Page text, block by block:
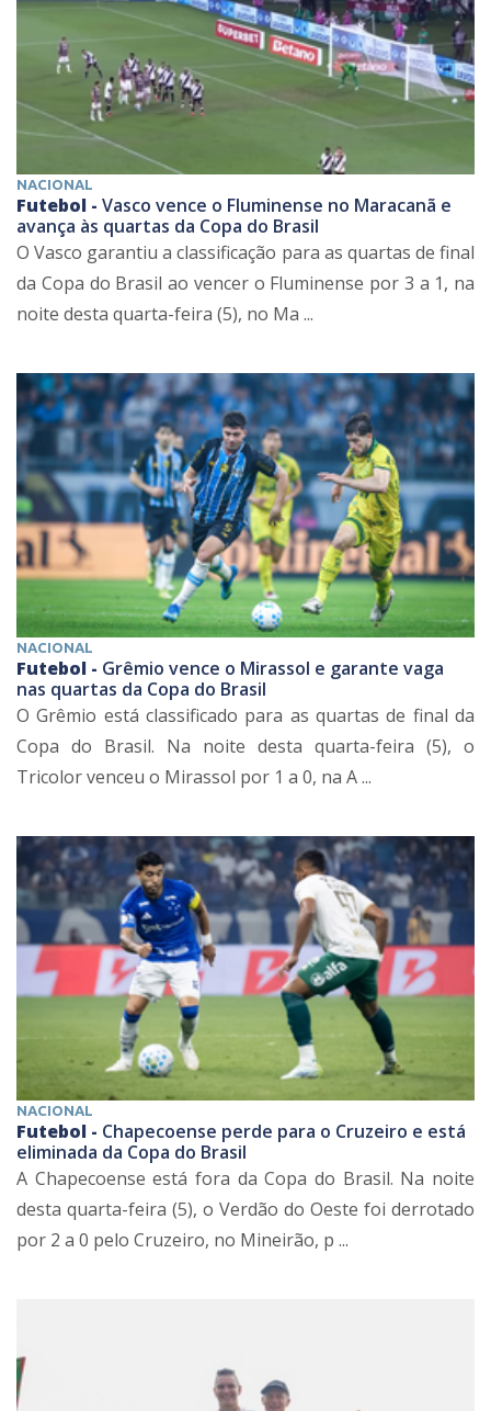
NACIONAL
Futebol - Vasco vence o Fluminense no Maracanã e
avança às quartas da Copa do Brasil
O Vasco garantiu a classificação para as quartas de final
da Copa do Brasil ao vencer o Fluminense por 3 a 1, na
noite desta quarta-feira (5), no Ma ...
NACIONAL
Futebol - Grêmio vence o Mirassol e garante vaga
nas quartas da Copa do Brasil
O Grêmio está classificado para as quartas de final da
Copa do Brasil. Na noite desta quarta-feira (5), o
Tricolor venceu o Mirassol por 1 a 0, na A ...
NACIONAL
Futebol - Chapecoense perde para o Cruzeiro e está
eliminada da Copa do Brasil
A Chapecoense está fora da Copa do Brasil. Na noite
desta quarta-feira (5), o Verdão do Oeste foi derrotado
por 2 a 0 pelo Cruzeiro, no Mineirão, p ...